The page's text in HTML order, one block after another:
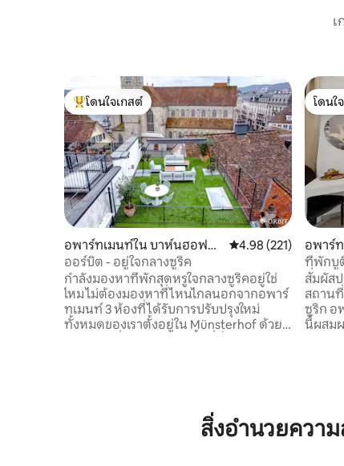
โดนใจเกสต์ที่สุด
โดนใจเกสต์
อพาร์ทเมนท์ใน บาห์นฮอฟสต
ราสเซ่
คะแนนเฉลี่ย 4.98 จาก
4.98 (221)
ออร์บิต - อยู่ใจกลางซูริค
กำลังมองหาที่พักสุดหรูใจกลางซูริคอยู่ใช่
ไหม ไม่ต้องมองหาที่ไหนไกลนอกจากอพาร์
ทเมนท์ 3 ห้องที่ได้รับการปรับปรุงใหม่
ทั้งหมดของเราตั้งอยู่ใน Münsterhof ด้วย 2
Fraumünster และ Bahnhofstrasse ที่มีชื่อ
เสียงทำให้เข้าถึงสถานที่ท่องเที่ยวยอดนิยม
โดนใ
โดนใ
อพาร์
ที่พักบูติ
ที่จอด
สัมผัส
สถาน
ซูริก อ
นี้ผสม
มาตร
ให้กา
สิ่งอำนวยควา